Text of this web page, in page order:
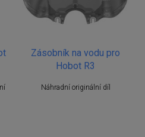
Zásobník na vodu pro
Hobot R3
Náhradní originální díl